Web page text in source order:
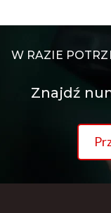
W RAZIE
Znajdź